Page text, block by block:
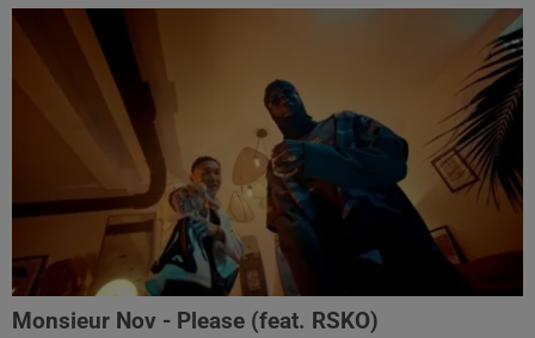
Monsieur Nov‬ - Please (feat. RSKO)